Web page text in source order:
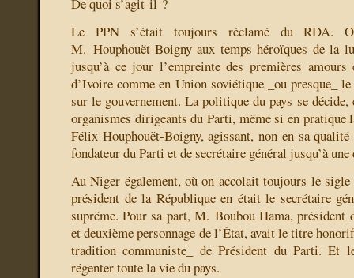
De quoi s’agit-il ?
Le PPN s’était toujours réclamé du RDA.
M. Houphouët-Boigny aux temps héroïques de la
jusqu’à ce jour l’empreinte des premières
d’Ivoire comme en Union soviétique _ou presque_
sur le gouvernement. La politique du pays se décide,
organismes dirigeants du Parti, même si en pratique
Félix Houphouët-Boigny, agissant, non en sa
fondateur du Parti et de secrétaire général jusqu’à une
Au Niger également, où on accolait toujours le
président de la République en était le secrétaire
suprême. Pour sa part, M. Boubou Hama, président
et deuxième personnage de l’État, avait le titre
tradition communiste_ de Président du Parti. Et
régenter toute la vie du pays.